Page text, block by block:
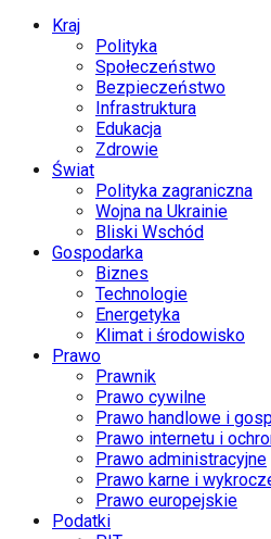
Kraj
Polityka
Społeczeństwo
Bezpieczeństwo
Infrastruktura
Edukacja
Zdrowie
Świat
Polityka zagraniczna
Wojna na Ukrainie
Bliski Wschód
Gospodarka
Biznes
Technologie
Energetyka
Klimat i środowisko
Prawo
Prawnik
Prawo cywilne
Prawo handlowe i
Prawo internetu i
Prawo administracyjne
Prawo karne i
Prawo europejskie
Podatki